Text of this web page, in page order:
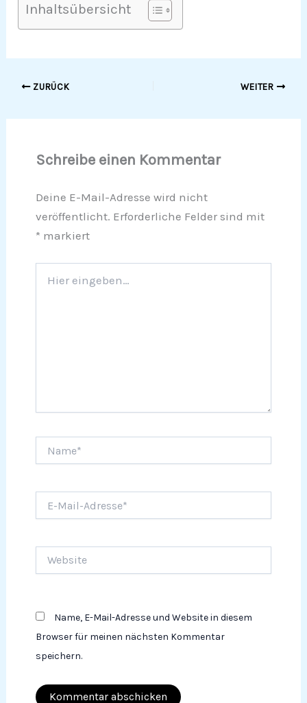
Inhaltsübersicht
ZURÜCK WEITER
Schreibe einen Kommentar
Deine E-Mail-Adresse wird nicht
veröffentlicht. Erforderliche Felder sind mit
* markiert
eingeben…
Mail-
Name, E-Mail-Adresse und Website in diesem
Browser für meinen nächsten Kommentar
speichern.